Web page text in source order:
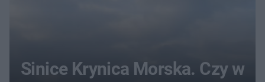
Sinice Krynica Morska. Czy w